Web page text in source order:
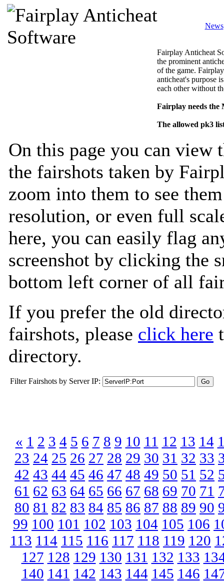
News
Fairplay Anticheat
the prominent
of the game.
anticheat's purpose
each other without
Fairplay needs
The allowed pk3
On this page you can view
the fairshots taken by
zoom into them to see
resolution, or even full
here, you can easily flag
screenshot by clicking the
bottom left corner of all
If you prefer the old
fairshots, please click here
directory.
Filter Fairshots by Server IP:
« 1 2 3 4 5 6 7 8 9 10 11 12 13 14
23 24 25 26 27 28 29 30 31 32 33
42 43 44 45 46 47 48 49 50 51 52
61 62 63 64 65 66 67 68 69 70 71
80 81 82 83 84 85 86 87 88 89 90
99 100 101 102 103 104 105 106
113 114 115 116 117 118 119 120
127 128 129 130 131 132 133
140 141 142 143 144 145 146